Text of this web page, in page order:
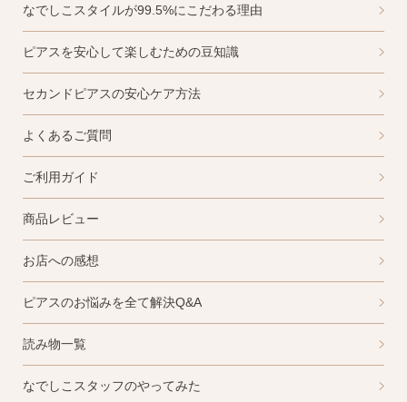
2）
ピアスホールのお悩み相談室
ピアスホールアドバイザーによる、相談実績
3）
10日間返品保証
チタン純度99.5%、素材に自信あり！
肌に合わない時にも安心。相談実績約8,000
使いやすい「花型シリコンキャッチ」も５ペ
お支払い
なでしこスタイルが99.5%にこだわる理由
ピアスを安心して楽しむための豆知識
セカンドピアスの安心ケア方法
よくあるご質問
ご利用ガイド
商品レビュー
お店への感想
ピアスのお悩みを全て解決Q&A
読み物一覧
なでしこスタッフのやってみた